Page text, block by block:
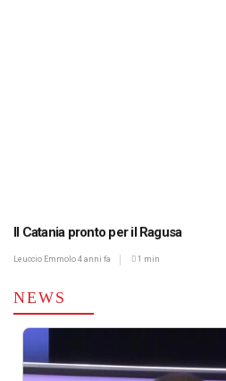
Il Catania pronto per il Ragusa
Leuccio Emmolo 4 anni fa 1 min
NEWS